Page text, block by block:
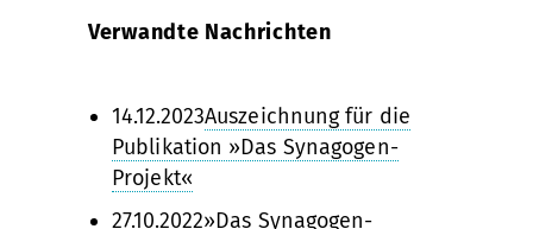
Verwandte Nachrichten
14.12.2023Auszeichnung für die
Publikation »Das Synagogen-
Projekt«
27.10.2022»Das Synagogen-